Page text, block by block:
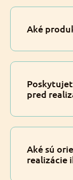
Aké
pred
Aké sú
realizácie